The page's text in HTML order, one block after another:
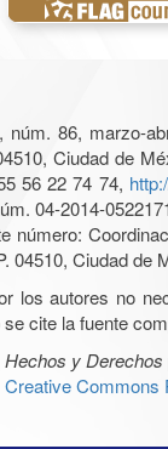
núm. 86, marzo-
Ciudad de
56 22 74 74,
04-2014-
número:
04510, Ciudad
los autores no
cite la fuente
Hechos y Derechos
Creative Commons